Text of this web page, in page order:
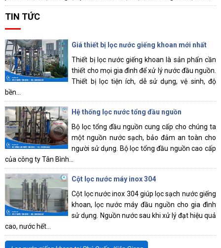
TIN TỨC
Giá thiết bị lọc nước giếng khoan mới nhất
Thiết bị lọc nước giếng khoan là sản phẩn cần
thiết cho mọi gia đình để xử lý nước đầu nguồn.
Thiết bị lọc tiện ích, dễ sử dụng, vệ sinh, độ
bền...
Hệ thống lọc nước tổng đầu nguồn
Bộ lọc tổng đầu nguồn cung cấp cho chúng ta
một nguồn nước sạch, bảo đảm an toàn cho
người sử dụng. Bộ lọc tổng đầu nguồn cao cấp
của công ty Tân Bình...
Cột lọc nước máy inox 304
Cột lọc nước inox 304 giúp lọc sạch nước giếng
khoan, lọc nước máy đầu nguồn cho gia đình
sử dụng. Nguồn nước sau khi xử lý đạt hiệu quả
cao, nước hết...